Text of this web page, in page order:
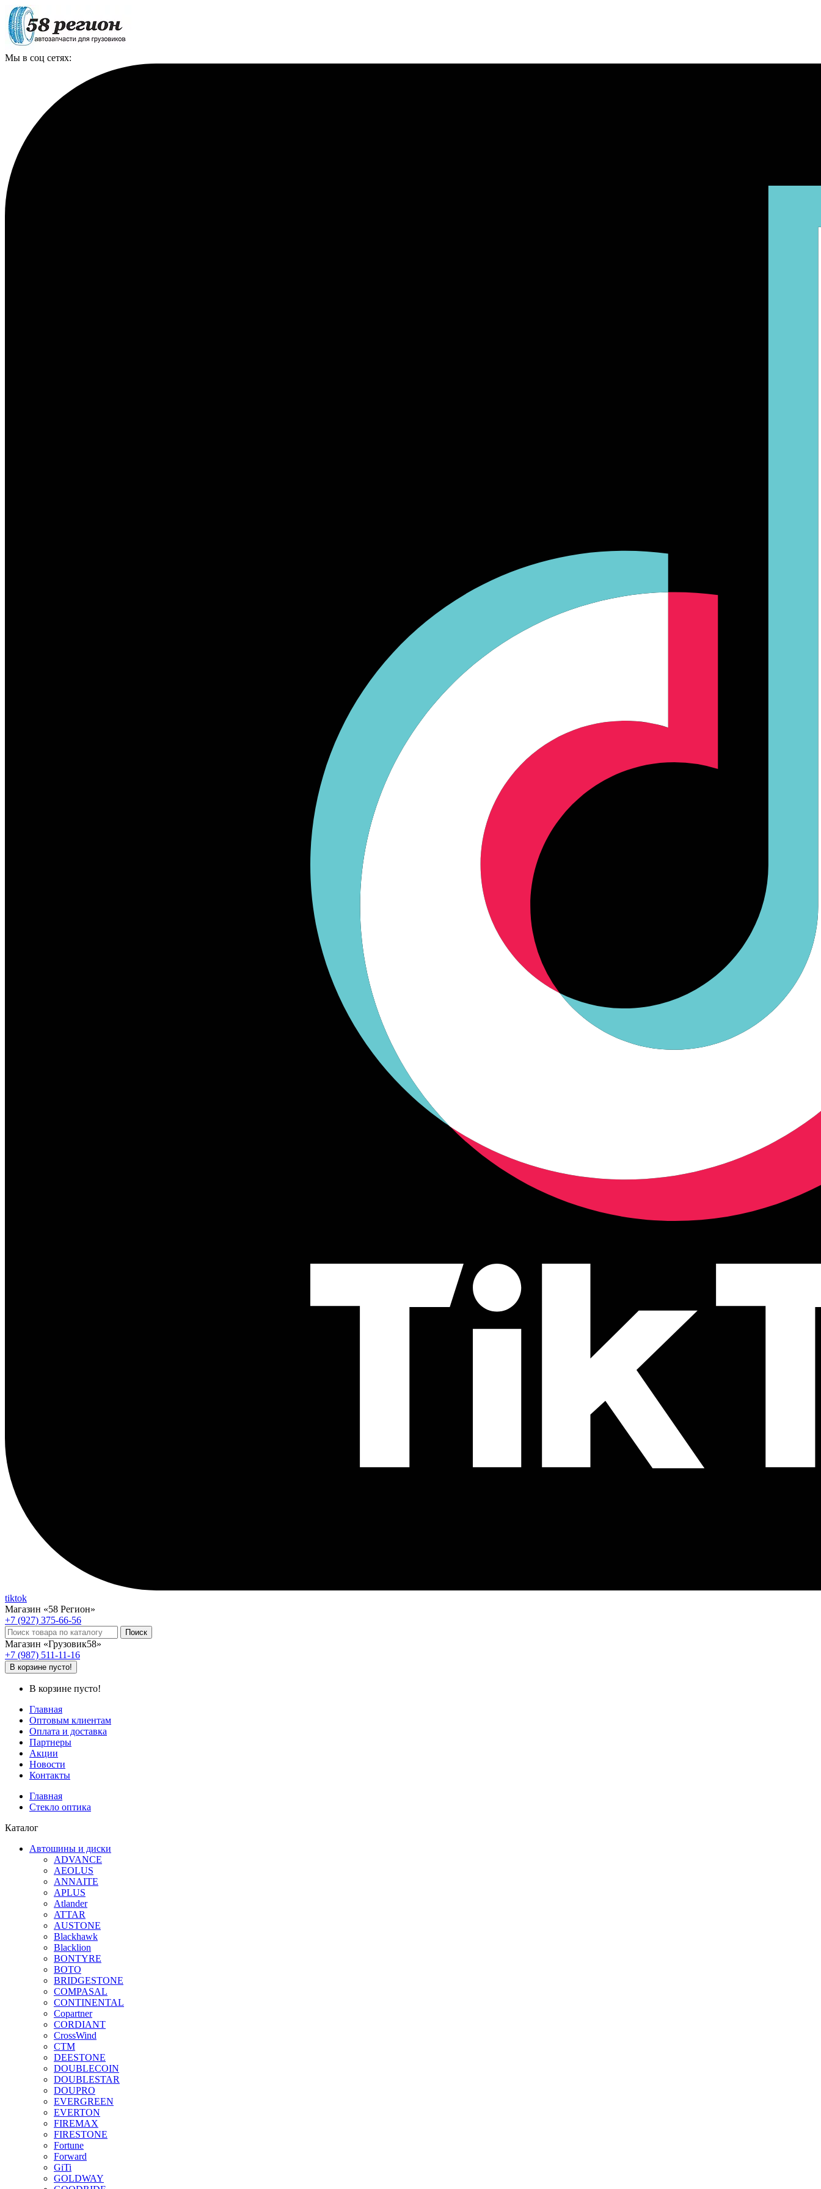
Мы в соц сетях:
tiktok
Магазин «58 Регион»
+7 (927) 375-66-56
Магазин «Грузовик58»
+7 (987) 511-11-16
В корзине пусто!
В корзине пусто!
Главная
Оптовым клиентам
Оплата и доставка
Партнеры
Акции
Новости
Контакты
Главная
Стекло оптика
Каталог
Автошины и диски
ADVANCE
AEOLUS
ANNAITE
APLUS
Atlander
ATTAR
AUSTONE
Blackhawk
Blacklion
BONTYRE
BOTO
BRIDGESTONE
COMPASAL
CONTINENTAL
Copartner
CORDIANT
CrossWind
CTM
DEESTONE
DOUBLECOIN
DOUBLESTAR
DOUPRO
EVERGREEN
EVERTON
FIREMAX
FIRESTONE
Fortune
Forward
GiTi
GOLDWAY